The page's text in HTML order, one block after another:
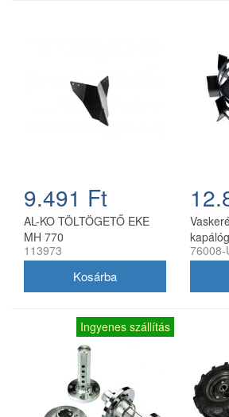
9.491 Ft
AL-KO TÖLTÖGETŐ EKE
MH 770
113973
nélkül
76008-
Ingyenes szállítás